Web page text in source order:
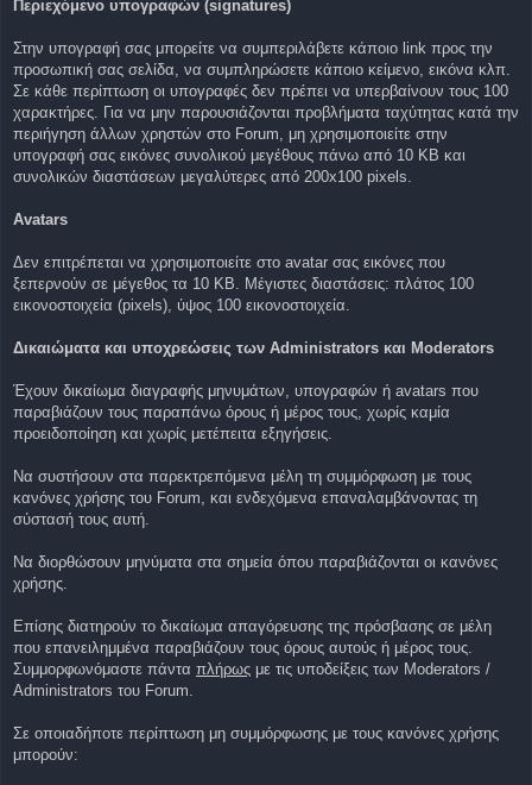
Περιεχόμενο υπογραφών (signatures)
Στην υπογραφή σας μπορείτε να συμπεριλάβετε κάποιο link προς την
προσωπική σας σελίδα, να συμπληρώσετε κάποιο κείμενο, εικόνα κλπ.
Σε κάθε περίπτωση οι υπογραφές δεν πρέπει να υπερβαίνουν τους 100
χαρακτήρες. Για να μην παρουσιάζονται προβλήματα ταχύτητας κατά την
περιήγηση άλλων χρηστών στο Forum, μη χρησιμοποιείτε στην
υπογραφή σας εικόνες συνολικού μεγέθους πάνω από 10 KB και
συνολικών διαστάσεων μεγαλύτερες από 200x100 pixels.
Avatars
Δεν επιτρέπεται να χρησιμοποιείτε στο avatar σας εικόνες που
ξεπερνούν σε μέγεθος τα 10 KB. Μέγιστες διαστάσεις: πλάτος 100
εικονοστοιχεία (pixels), ύψος 100 εικονοστοιχεία.
Δικαιώματα και υποχρεώσεις των Administrators και Moderators
Έχουν δικαίωμα διαγραφής μηνυμάτων, υπογραφών ή avatars που
παραβιάζουν τους παραπάνω όρους ή μέρος τους, χωρίς καμία
προειδοποίηση και χωρίς μετέπειτα εξηγήσεις.
Να συστήσουν στα παρεκτρεπόμενα μέλη τη συμμόρφωση με τους
κανόνες χρήσης του Forum, και ενδεχόμενα επαναλαμβάνοντας τη
σύστασή τους αυτή.
Να διορθώσουν μηνύματα στα σημεία όπου παραβιάζονται οι κανόνες
χρήσης.
Επίσης διατηρούν το δικαίωμα απαγόρευσης της πρόσβασης σε μέλη
που επανειλημμένα παραβιάζουν τους όρους αυτούς ή μέρος τους.
Συμμορφωνόμαστε πάντα πλήρως με τις υποδείξεις των Moderators /
Administrators του Forum.
Σε οποιαδήποτε περίπτωση μη συμμόρφωσης με τους κανόνες χρήσης
μπορούν: